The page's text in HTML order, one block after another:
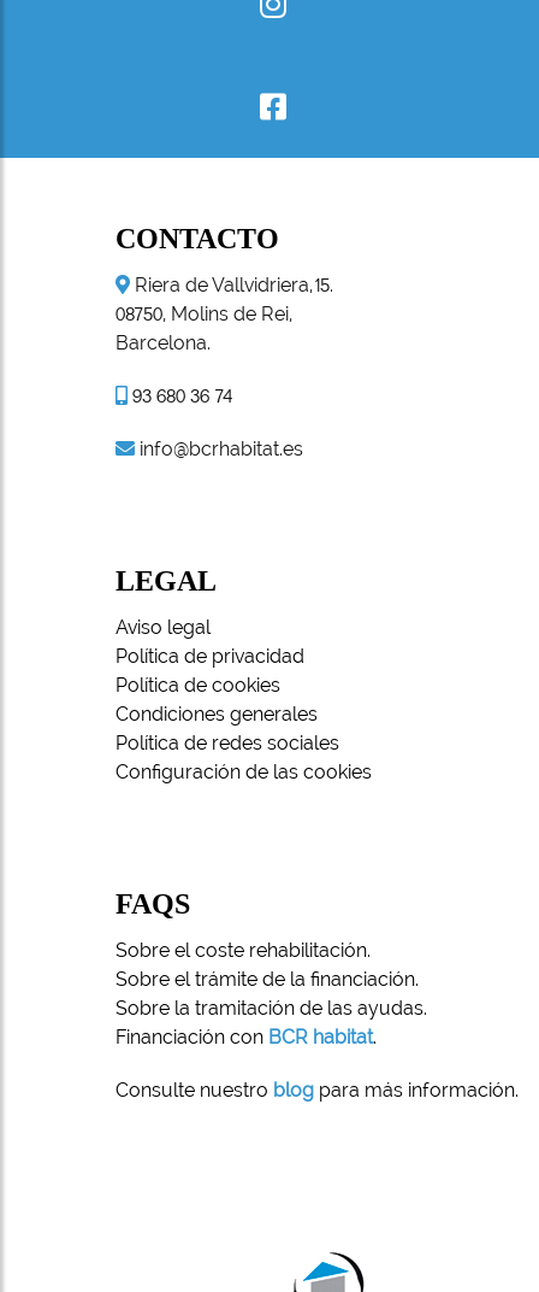
CONTACTO
Riera de Vallvidriera,15.
08750, Molins de Rei,
Barcelona.
93 680 36 74
info@bcrhabitat.es
LEGAL
Aviso legal
Política de privacidad
Política de cookies
Condiciones generales
Política de redes sociales
Configuración de las cookies
FAQS
Sobre el coste rehabilitación.
Sobre el trámite de la financiación.
Sobre la tramitación de las ayudas.
Financiación con BCR habitat.
Consulte nuestro blog para más información.